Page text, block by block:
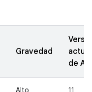
Gravedad
de
Alto 11